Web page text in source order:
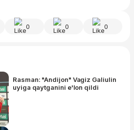
0 0 0
Rasman: "Andijon" Vagiz Galiulin
uyiga qaytganini e'lon qildi